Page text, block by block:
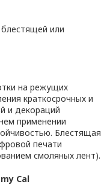
или
на режущих
краткосрочных и
и декораций
применении
Блестящая
печати
смоляных лент).
Cal